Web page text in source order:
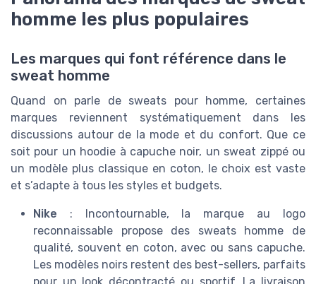
homme les plus populaires
Les marques qui font référence dans le
sweat homme
Quand on parle de sweats pour homme, certaines
marques reviennent systématiquement dans les
discussions autour de la mode et du confort. Que ce
soit pour un hoodie à capuche noir, un sweat zippé ou
un modèle plus classique en coton, le choix est vaste
et s’adapte à tous les styles et budgets.
Nike : Incontournable, la marque au logo
reconnaissable propose des sweats homme de
qualité, souvent en coton, avec ou sans capuche.
Les modèles noirs restent des best-sellers, parfaits